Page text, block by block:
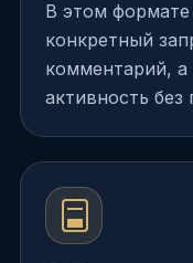
В этом формате
конкретный
комментарий, а
активность без